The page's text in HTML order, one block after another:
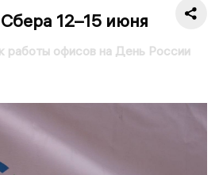
12–15 июня
работы офисов на День России